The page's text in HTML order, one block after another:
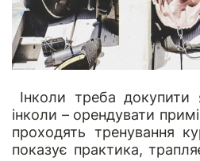
Інколи треба докупити
інколи – орендувати
проходять тренування
показує практика,